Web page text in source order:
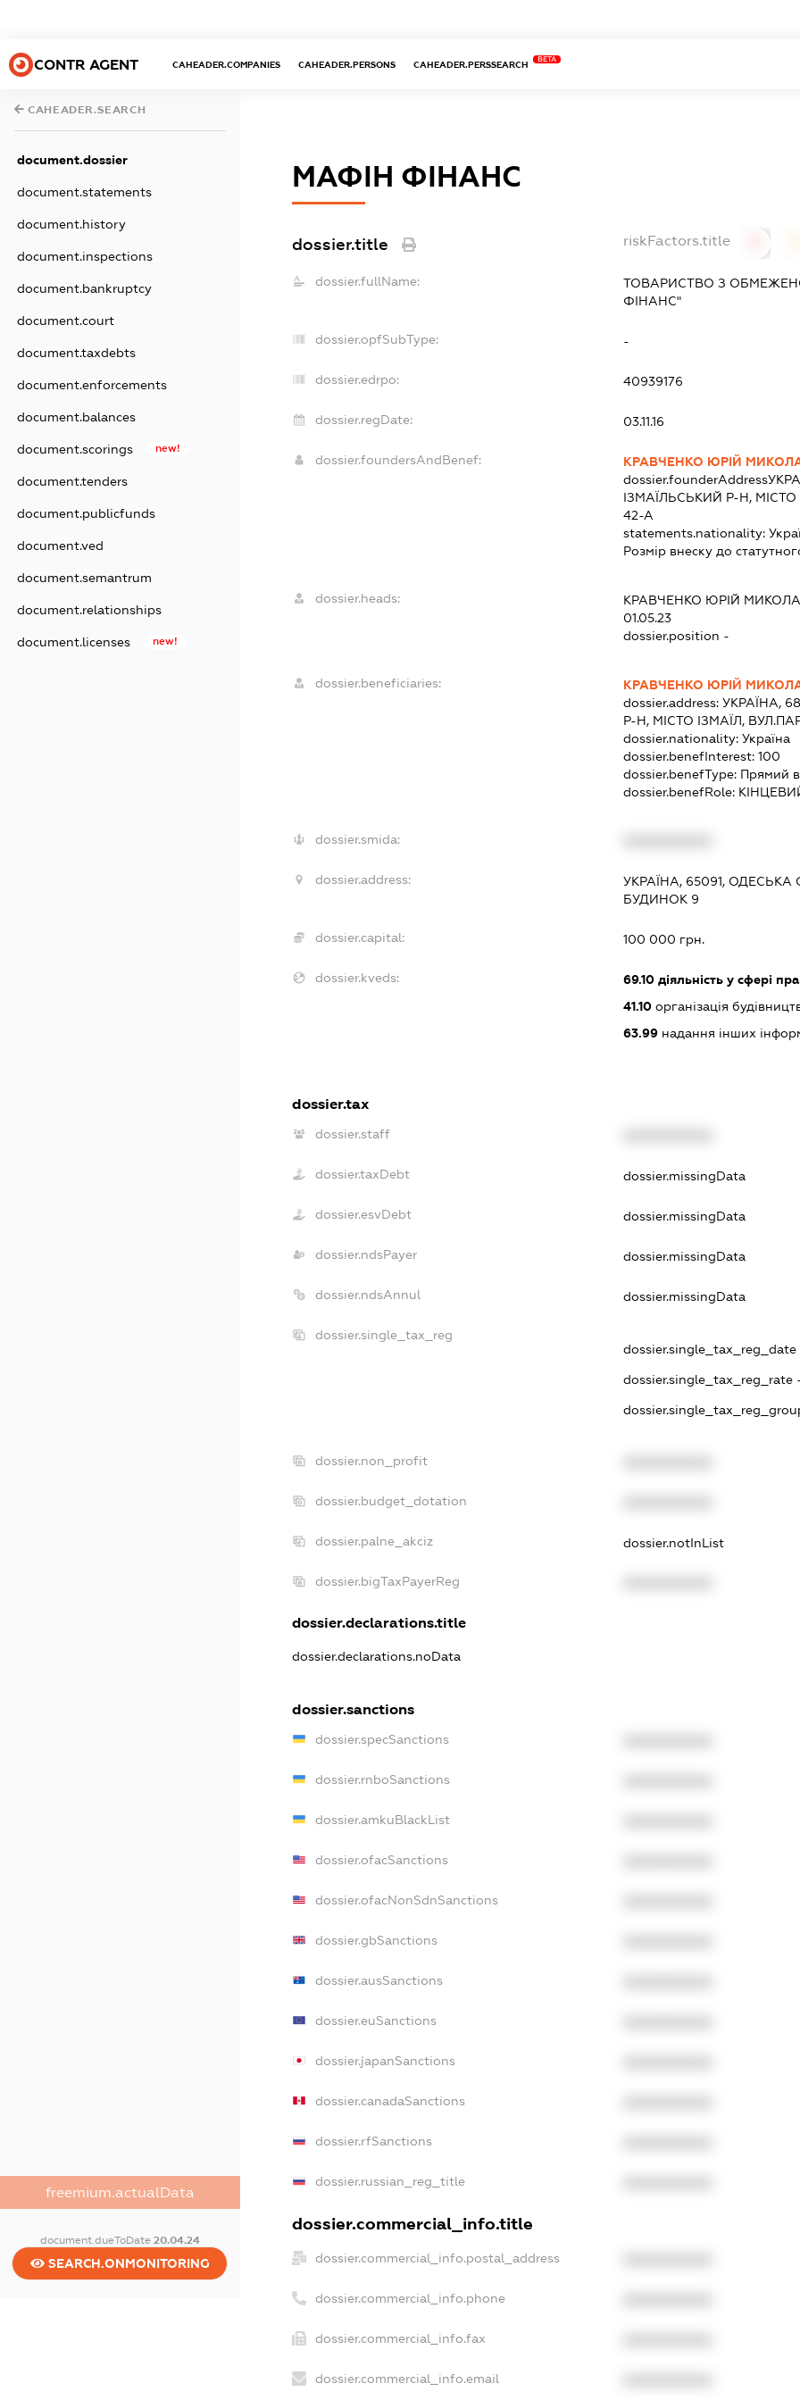
CONTR AGENT CAHEADER.COMPANIES CAHEADER.PERSONS CAHEADER.PERSSEARCH
BETA
CAHEADER.SEARCH
document.dossier
document.statements
document.history
document.inspections
document.bankruptcy
document.court
document.taxdebts
document.enforcements
document.balances
document.scorings new!
document.tenders
document.publicfunds
document.ved
document.semantrum
document.relationships
document.licenses new!
freemium.actualData
document.dueToDate 20.04.24
SEARCH.ONMONITORING
МАФІН ФІНАНС
dossier.title riskFactors.title
dossier.fullName:
ТОВАРИСТВО З
ФІНАНС"
dossier.opfSubType: -
dossier.edrpo: 40939176
dossier.regDate: 03.11.16
dossier.foundersAndBenef:
КРАВЧЕНКО ЮРІЙ
dossier.founderAddress
ІЗМАЇЛЬСЬКИЙ Р-Н,
42-А
statements.nationality:
Розмір внеску до
dossier.heads: КРАВЧЕНКО ЮРІЙ
01.05.23
dossier.position -
dossier.beneficiaries:
КРАВЧЕНКО ЮРІЙ
dossier.address: УКРАЇНА,
Р-Н, МІСТО ІЗМАЇЛ,
dossier.nationality: Україна
dossier.benefInterest: 100
dossier.benefType: Прямий
dossier.benefRole:
dossier.smida:
dossier.address:
УКРАЇНА, 65091,
БУДИНОК 9
dossier.capital: 100 000 грн.
dossier.kveds: 69.10діяльність у сфері
41.10організація
63.99надання інших
dossier.tax
dossier.staff
dossier.taxDebt dossier.missingData
dossier.esvDebt dossier.missingData
dossier.ndsPayer dossier.missingData
dossier.ndsAnnul dossier.missingData
dossier.single_tax_reg
dossier.single_tax_reg_date
dossier.single_tax_reg_rate
dossier.non_profit
dossier.budget_dotation
dossier.palne_akciz dossier.notInList
dossier.bigTaxPayerReg
dossier.declarations.title
dossier.declarations.noData
dossier.sanctions
dossier.specSanctions
dossier.rnboSanctions
dossier.amkuBlackList
dossier.ofacSanctions
dossier.ofacNonSdnSanctions
dossier.gbSanctions
dossier.ausSanctions
dossier.euSanctions
dossier.japanSanctions
dossier.canadaSanctions
dossier.rfSanctions
dossier.russian_reg_title
dossier.commercial_info.title
dossier.commercial_info.postal_address
dossier.commercial_info.phone
dossier.commercial_info.fax
dossier.commercial_info.email